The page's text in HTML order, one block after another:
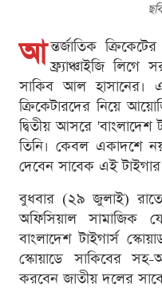
আ ন্তর্জাতিক
ফ্র্যাঞ্চাইজি লিগে
সাকিব আল হাসানের।
ক্রিকেটারদের নিয়ে
দ্বিতীয় আসরে 'বাংলাদেশ
তিনি। কেবল একাদশে
দেবেন সাবেক এই
বুধবার (২৯ জুলাই)
অফিসিয়াল সামাজিক
বাংলাদেশ টাইগার্স
স্কোয়াডে সাকিবের সহ-
করবেন জাতীয় দলের